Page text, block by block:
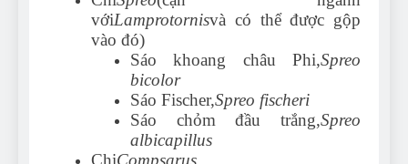
vớiLamprotornisvà có thể được gộp
vào đó)
Sáo khoang châu Phi,Spreo
bicolor
Sáo Fischer,Spreo fischeri
Sáo chỏm đầu trắng,Spreo
albicapillus
ChiCompsarus